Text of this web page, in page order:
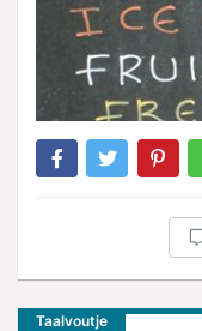
Taalvoutje